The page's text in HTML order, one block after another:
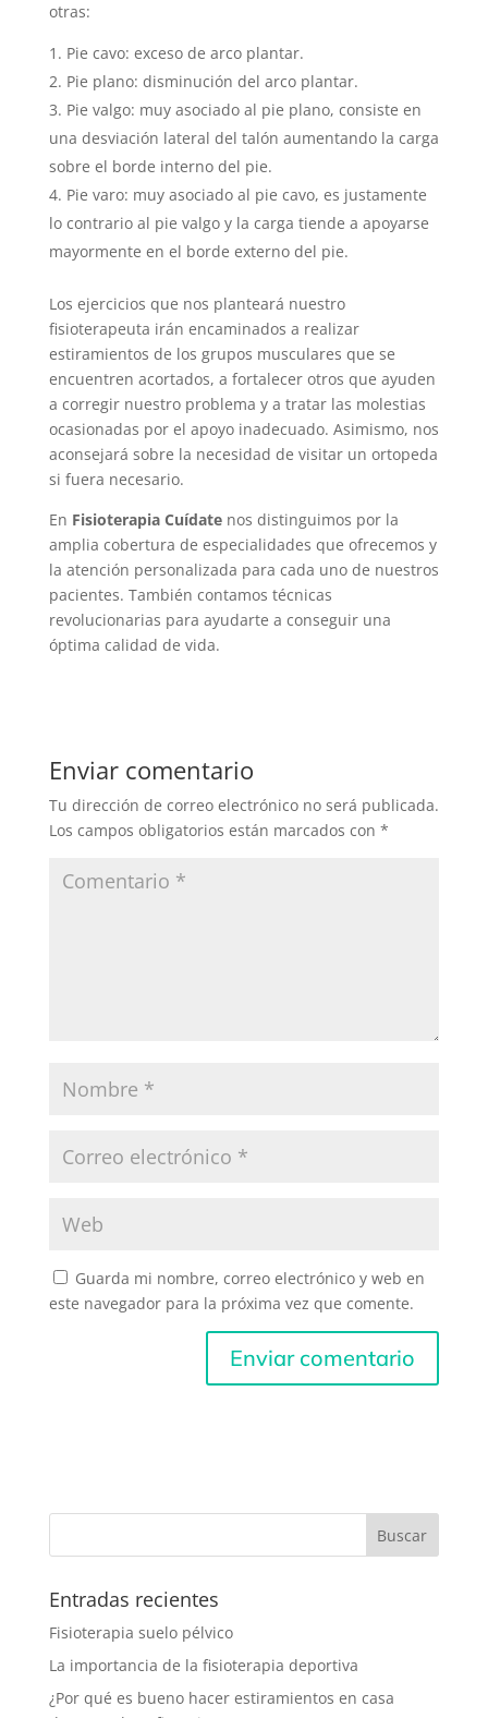
otras:
Pie cavo: exceso de arco plantar.
Pie plano: disminución del arco plantar.
Pie valgo: muy asociado al pie plano, consiste en
una desviación lateral del talón aumentando la carga
sobre el borde interno del pie.
Pie varo: muy asociado al pie cavo, es justamente
lo contrario al pie valgo y la carga tiende a apoyarse
mayormente en el borde externo del pie.
Los ejercicios que nos planteará nuestro
fisioterapeuta irán encaminados a realizar
estiramientos de los grupos musculares que se
encuentren acortados, a fortalecer otros que ayuden
a corregir nuestro problema y a tratar las molestias
ocasionadas por el apoyo inadecuado. Asimismo, nos
aconsejará sobre la necesidad de visitar un ortopeda
si fuera necesario.
En Fisioterapia Cuídatenos distinguimos por la
amplia cobertura de especialidades que ofrecemos y
la atención personalizada para cada uno de nuestros
pacientes. También contamos técnicas
revolucionarias para ayudarte a conseguir una
óptima calidad de vida.
Enviar comentario
Tu dirección de correo electrónico no será publicada.
Los campos obligatorios están marcados con *
Guarda mi nombre, correo electrónico y web en
este navegador para la próxima vez que comente.
Entradas recientes
Fisioterapia suelo pélvico
La importancia de la fisioterapia deportiva
¿Por qué es bueno hacer estiramientos en casa